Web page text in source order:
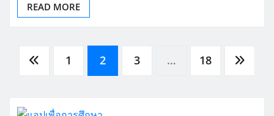
READ MORE
Posts
pagination
1 2 3 … 18